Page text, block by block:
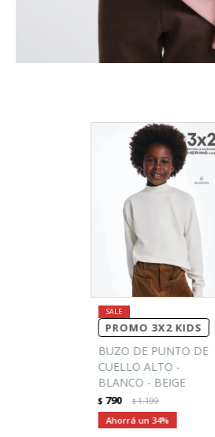
PROMO 3X2 KIDS
BUZO DE PUNTO DE
CUELLO ALTO -
BLANCO - BEIGE
$ 790 $1.199
34